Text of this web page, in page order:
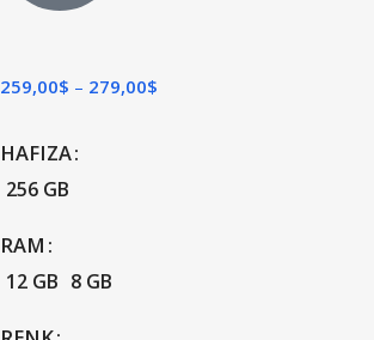
259,00$ 279,00$
HAFIZA
256 GB
RAM
12 GB 8 GB